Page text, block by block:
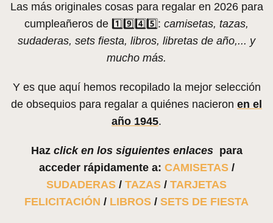
Las más originales cosas para regalar en 2026 para
cumpleañeros de 1️⃣9️⃣4️⃣5️⃣: camisetas, tazas,
sudaderas, sets fiesta, libros, libretas de año,... y
mucho más.
Y es que aquí hemos recopilado la mejor selección
de obsequios para regalar a quiénes nacieron en el
año 1945.
Haz click en los siguientes enlaces para
acceder rápidamente a: CAMISETAS/
SUDADERAS / TAZAS / TARJETAS
FELICITACIÓN / LIBROS / SETS DE FIESTA